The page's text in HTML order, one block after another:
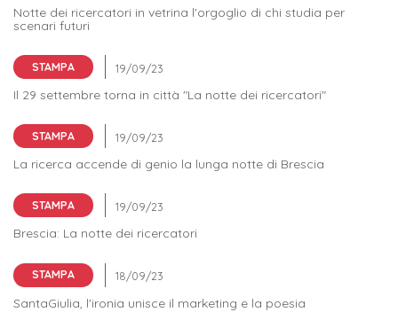
Iscriversi
Gli
step
per
diventare
un
studente
Sbocchi
Notte dei ricercatori in vetrina l'orgoglio di chi studia per
scenari futuri
STAMPA
Il 29 settembre torna in città "La notte dei ricercatori"
STAMPA
La ricerca accende di genio la lunga notte di Brescia
STAMPA
Brescia: La notte dei ricercatori
STAMPA
SantaGiulia, l'ironia unisce il marketing e la poesia